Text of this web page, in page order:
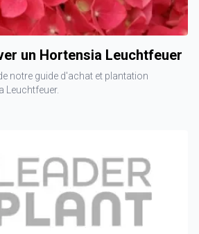
un Hortensia Leuchtfeuer
notre guide d'achat et plantation
Leuchtfeuer.